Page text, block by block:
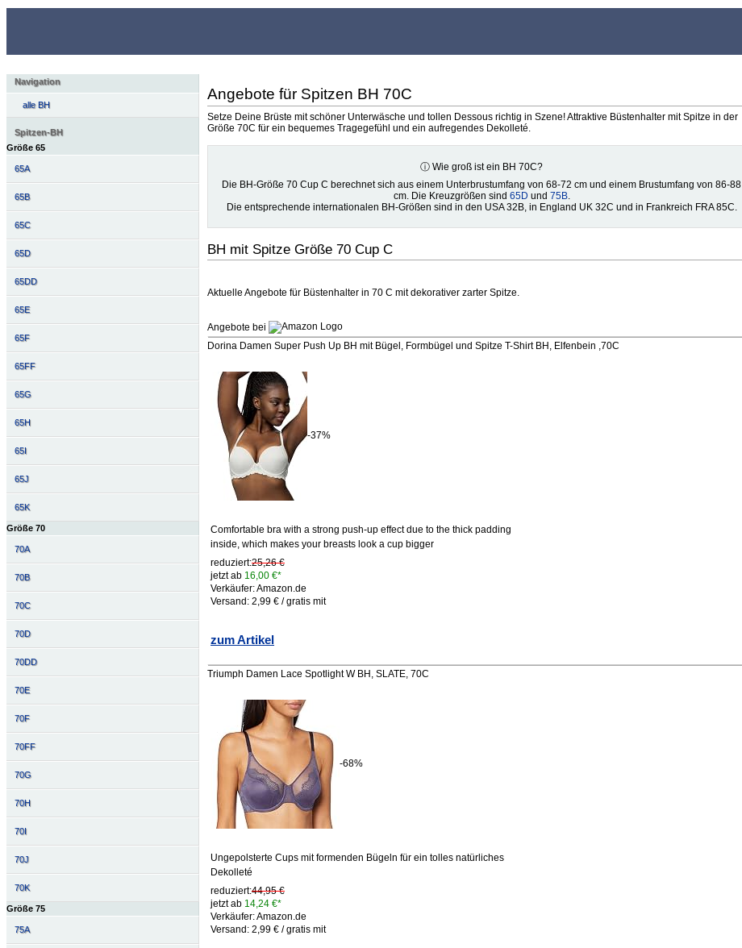
Navigation
alle BH
Spitzen-BH
Größe 65
65A
65B
65C
65D
65DD
65E
65F
65FF
65G
65H
65I
65J
65K
Größe 70
70A
70B
70C
70D
70DD
70E
70F
70FF
70G
70H
70I
70J
70K
Größe 75
75A
Angebote für Spitzen BH 70C
Setze Deine Brüste mit schöner Unterwäsche und tollen Dessous richtig in Szene! Attraktive Büstenhalter mit Spitze in der
Größe 70C für ein bequemes Tragegefühl und ein aufregendes Dekolleté.
ⓘ Wie groß ist ein BH 70C?
Die BH-Größe 70 Cup C berechnet sich aus einem Unterbrustumfang von 68-72 cm und einem Brustumfang von 86-88
cm. Die Kreuzgrößen sind 65D und 75B.
Die entsprechende internationalen BH-Größen sind in den USA 32B, in England UK 32C und in Frankreich FRA 85C.
BH mit Spitze Größe 70 Cup C
Aktuelle Angebote für Büstenhalter in 70 C mit dekorativer zarter Spitze.
Angebote bei
Dorina Damen Super Push Up BH mit Bügel, Formbügel und Spitze T-Shirt BH, Elfenbein ,70C
-37%
Comfortable bra with a strong push-up effect due to the thick padding
inside, which makes your breasts look a cup bigger
reduziert:25,26 €
jetzt ab 16,00 €*
Verkäufer: Amazon.de
Versand: 2,99 € / gratis mit
zum Artikel
Triumph Damen Lace Spotlight W BH, SLATE, 70C
-68%
Ungepolsterte Cups mit formenden Bügeln für ein tolles natürliches
Dekolleté
reduziert:44,95 €
jetzt ab 14,24 €*
Verkäufer: Amazon.de
Versand: 2,99 € / gratis mit